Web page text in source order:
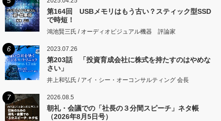
第164回 USBメモリはもう古い？スティック型SSD
で時短！
鴻池賢三氏 / オーディオビジュアル機器 評論家
6 2023.07.26
第203話 「投資育成会社に株式を持たすのはやめな
さい」
井上和弘氏 / アイ・シー・オーコンサルティング 会長
7 2026.08.5
朝礼・会議での「社長の３分間スピーチ」ネタ帳
（2026年8月5日号）